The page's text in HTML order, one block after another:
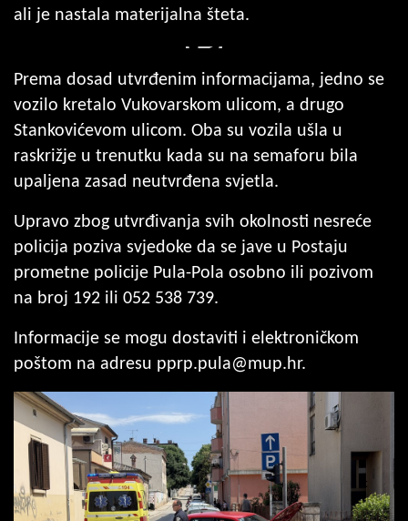
ali je nastala materijalna šteta.
Prema dosad utvrđenim informacijama, jedno se
vozilo kretalo Vukovarskom ulicom, a drugo
Stankovićevom ulicom. Oba su vozila ušla u
raskrižje u trenutku kada su na semaforu bila
upaljena zasad neutvrđena svjetla.
Upravo zbog utvrđivanja svih okolnosti nesreće
policija poziva svjedoke da se jave u Postaju
prometne policije Pula-Pola osobno ili pozivom
na broj 192 ili 052 538 739.
Informacije se mogu dostaviti i elektroničkom
poštom na adresu pprp.pula@mup.hr.